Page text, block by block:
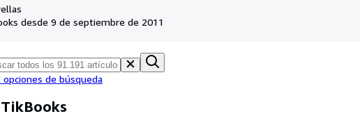
desde 9 de septiembre de 2011
opciones de búsqueda